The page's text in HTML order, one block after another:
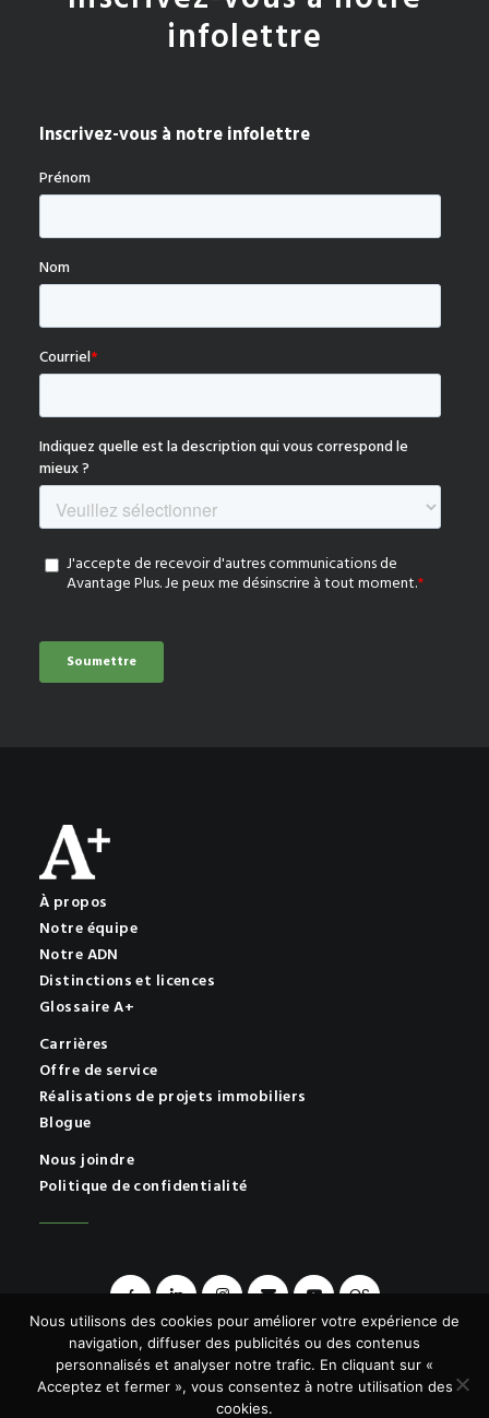
infolettre
À propos
Notre équipe
Notre ADN
Distinctions et licences
Glossaire A+
Carrières
Offre de service
Réalisations de projets immobiliers
Blogue
Nous joindre
Politique de confidentialité
OS
© 2026 A+ | Tous droits réservés.
Nous utilisons des cookies pour améliorer votre expérience de
navigation, diffuser des publicités ou des contenus
personnalisés et analyser notre trafic. En cliquant sur «
Acceptez et fermer », vous consentez à notre utilisation des
cookies.